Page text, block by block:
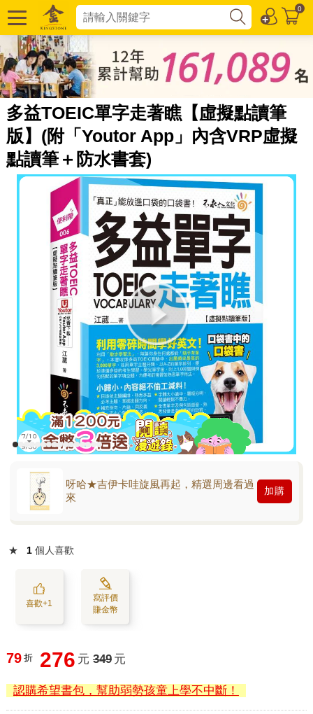
0
多益TOEIC單字走著瞧【虛擬點讀筆
版】(附「Youtor App」內含VRP虛擬
點讀筆＋防水書套)
呀哈★吉伊卡哇旋風再起，精選周邊看過
來
加購
★ 1 個人喜歡
喜歡+1
寫評價
賺金幣
79 折 276 元 349 元
認購希望書包，幫助弱勢孩童上學不中斷！